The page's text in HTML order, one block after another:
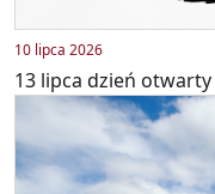
10 lipca 2026